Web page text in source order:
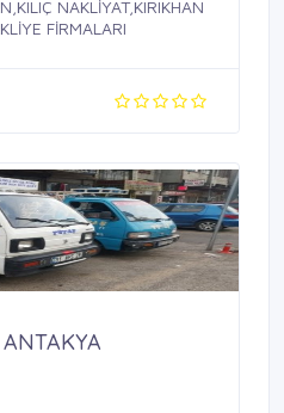
NAKLİYAT,KIRIKHAN
FİRMALARI